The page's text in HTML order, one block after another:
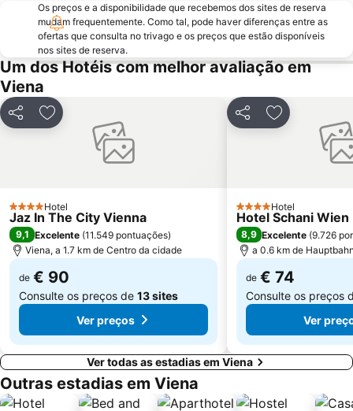
Leopoldstraße
Hafen Freudenau
Ocean Park - Family Entertainment Center
Bahnhof Wien Praterstern
Palácio de Schönbrunn
Spittelberg
Musikverein
Silvesterpfad
Biblioteca Nacional da Áustria
Prater
Wiener Stadthalle
Reed Messe Wien
Freyung
MQ Museumsquartier
Hernals
Beethoven Memorial Floridsdorf
Wiener U-Bahn
Gasometer
Os preços e a disponibilidade que recebemos dos sites de reserva
mudam frequentemente. Como tal, pode haver diferenças entre as
ofertas que consulta no trivago e os preços que estão disponíveis
nos sites de reserva.
Um dos Hotéis com melhor avaliação em
Viena
PartilharAdicionar aos favoritos
4 Estrelas
Hotel
Jaz In The City Vienna
9,1 Excelente (11.549 pontuações)
Viena, a 1.7 km de Centro da cidade
de € 90
Consulte os preços de 13 sites
Ver preços
PartilharAdicionar
4 Estrelas
Hotel
Hotel Schani
8,9 Excelente (9.726
a 0.6 km de
de € 74
Consulte os preços
Ver
Ver todas as estadias em Viena
Outras estadias em Viena